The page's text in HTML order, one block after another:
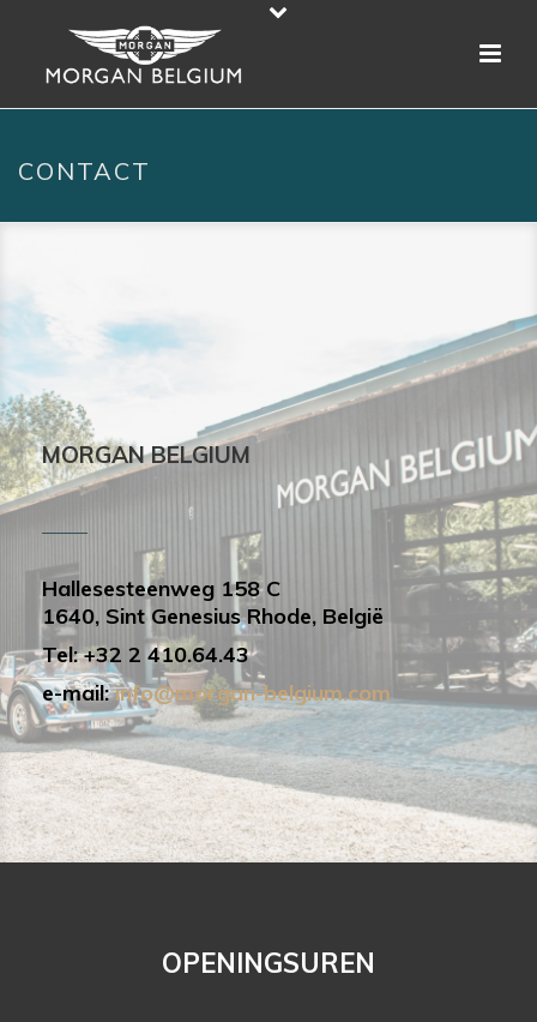
CONTACT
MORGAN BELGIUM
Hallesesteenweg 158 C
1640, Sint Genesius Rhode, België
Tel: +32 2 410.64.43
e-mail: info@morgan-belgium.com
OPENINGSUREN